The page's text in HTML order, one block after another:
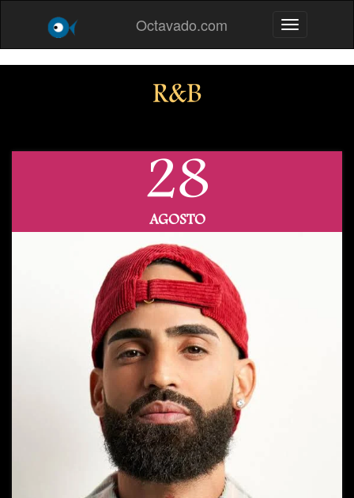
Octavado.com Toggle
R&B
28
AGOSTO